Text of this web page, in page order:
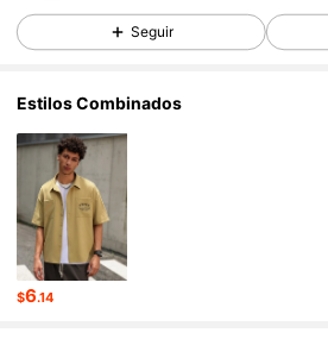
4.91 607K Seguidores
4.91 607K Seguidores
4.91
4.91
Seguir
Estilos Combinados
$6.14